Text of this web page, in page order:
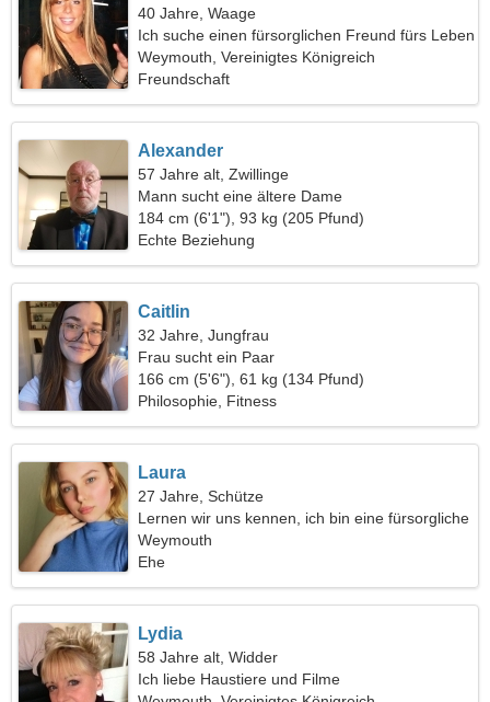
40 Jahre, Waage
Ich suche einen fürsorglichen Freund fürs Leben
Weymouth, Vereinigtes Königreich
Freundschaft
Alexander
57 Jahre alt, Zwillinge
Mann sucht eine ältere Dame
184 cm (6'1"), 93 kg (205 Pfund)
Echte Beziehung
Caitlin
32 Jahre, Jungfrau
Frau sucht ein Paar
166 cm (5'6"), 61 kg (134 Pfund)
Philosophie, Fitness
Laura
27 Jahre, Schütze
Lernen wir uns kennen, ich bin eine fürsorgliche
Frau
Weymouth
Ehe
Lydia
58 Jahre alt, Widder
Ich liebe Haustiere und Filme